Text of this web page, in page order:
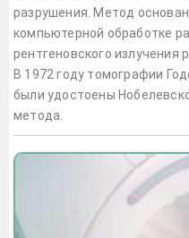
разрушения. Метод
компьютерной обработке
рентгеновского излучения
В 1972 году томографии
были удостоены
метода.